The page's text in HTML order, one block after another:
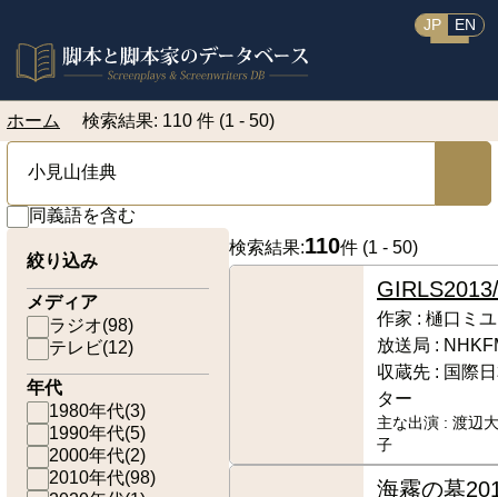
JP EN
ホーム 検索結果: 110 件 (1 - 50)
同義語を含む
絞り込み
メディア
ラジオ(98)
テレビ(12)
年代
1980年代(3)
1990年代(5)
2000年代(2)
2010年代(98)
検索結果:110件 (1 - 50)
GIRLS
作家 : 樋口ミユ
放送局 :
収蔵先 : 国際
ター
主な出演 : 渡辺
子
海霧の墓